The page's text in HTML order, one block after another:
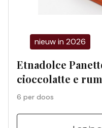
nieuw in 2026
Etnadolce
cioccolatte e
geschenkdoos (6
6 per doos